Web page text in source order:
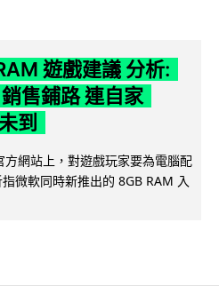
遊戲建議 分析:
售鋪路 連自家
到
網站上，對遊戲玩家要為電腦配
微軟同時新推出的 8GB RAM 入